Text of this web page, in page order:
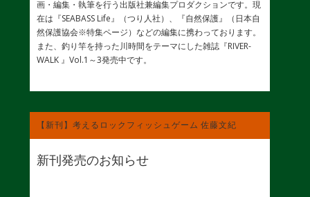
画・編集・執筆を行う出版社兼編集プロダクションです。現
在は『SEABASS Life』（つり人社）、『自然保護』（日本自
然保護協会※特集ページ）などの編集に携わっております。
また、釣り竿を持った川時間をテーマにした雑誌『RIVER-
WALK 』Vol.1～3発売中です。
【新刊】考えるロックフィッシュゲーム 佐藤文紀
新刊発売のお知らせ